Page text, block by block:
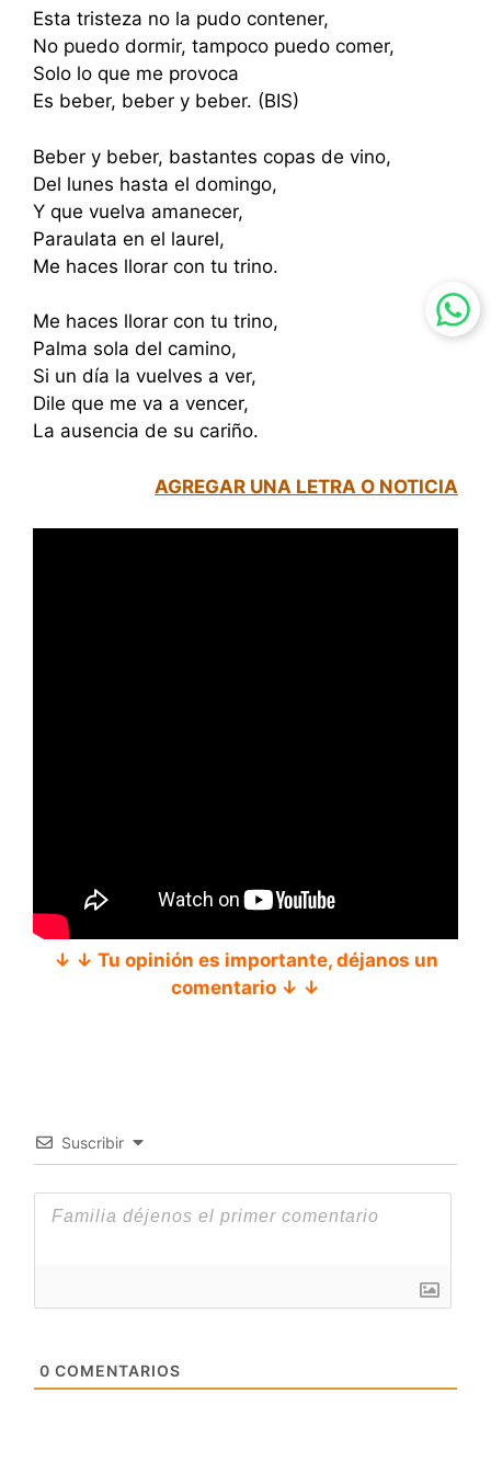
Esta tristeza no la pudo contener,
No puedo dormir, tampoco puedo comer,
Solo lo que me provoca
Es beber, beber y beber. (BIS)
Beber y beber, bastantes copas de vino,
Del lunes hasta el domingo,
Y que vuelva amanecer,
Paraulata en el laurel,
Me haces llorar con tu trino.
Me haces llorar con tu trino,
Palma sola del camino,
Si un día la vuelves a ver,
Dile que me va a vencer,
La ausencia de su cariño.
AGREGAR UNA LETRA O NOTICIA
↓ ↓ Tu opinión es importante, déjanos un
comentario ↓ ↓
Suscribir
0 COMENTARIOS